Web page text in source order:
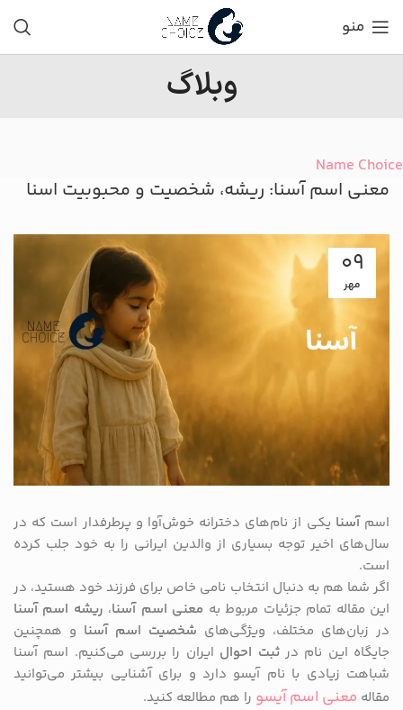
منو
وبلاگ
Name Choice
معنی اسم آسنا: ریشه، شخصیت و محبوبیت اسنا
09
مهر
اسمآسنا یکی از نام‌های دخترانه خوش‌آوا و پرطرفدار است که در
سال‌های اخیر توجه بسیاری از والدین ایرانی را به خود جلب کرده
است.
اگر شما هم به دنبال انتخاب نامی خاص برای فرزند خود هستید، در
این مقاله تمام جزئیات مربوط به معنی اسم آسنا، ریشه اسم آسنا
در زبان‌های مختلف، ویژگی‌های شخصیت اسم آسنا و همچنین
جایگاه این نام درثبت احوال ایران را بررسی می‌کنیم. اسم آسنا
شباهت زیادی با نام آیسو دارد و برای آشنایی بیشتر می‌توانید
مقاله معنی اسم آیسو را هم مطالعه کنید.